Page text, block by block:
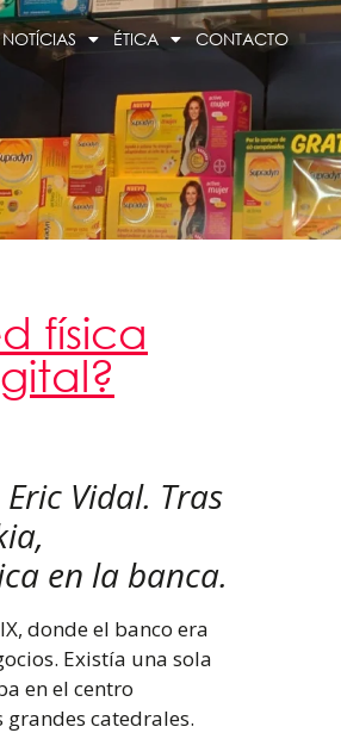
ÉTICA CONTACTO
física
Vidal. Tras
en la banca.
donde el banco era
Existía una sola
en el centro
catedrales.